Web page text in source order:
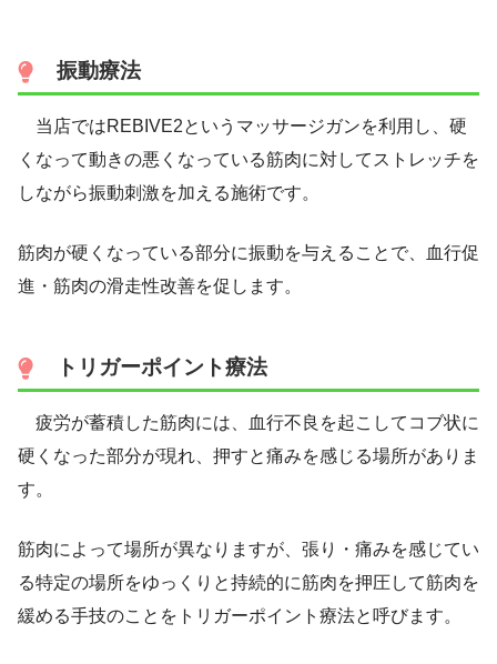
振動療法
当店ではREBIVE2というマッサージガンを利用し、硬
くなって動きの悪くなっている筋肉に対してストレッチを
しながら振動刺激を加える施術です。
筋肉が硬くなっている部分に振動を与えることで、血行促
進・筋肉の滑走性改善を促します。
トリガーポイント療法
疲労が蓄積した筋肉には、血行不良を起こしてコブ状に
硬くなった部分が現れ、押すと痛みを感じる場所がありま
す。
筋肉によって場所が異なりますが、張り・痛みを感じてい
る特定の場所をゆっくりと持続的に筋肉を押圧して筋肉を
緩める手技のことをトリガーポイント療法と呼びます。